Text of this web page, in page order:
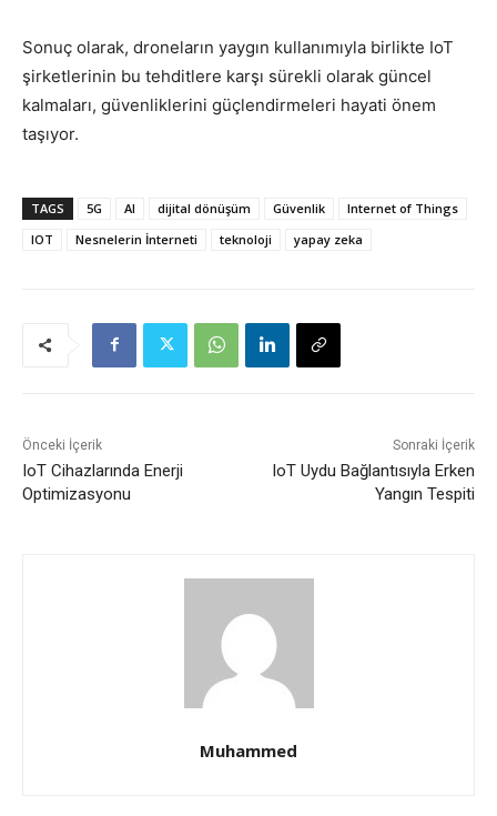
Sonuç olarak, droneların yaygın kullanımıyla birlikte IoT
şirketlerinin bu tehditlere karşı sürekli olarak güncel
kalmaları, güvenliklerini güçlendirmeleri hayati önem
taşıyor.
TAGS 5G AI dijital dönüşüm Güvenlik
Internet of Things
IOT
Nesnelerin İnterneti teknoloji yapay zeka
Önceki İçerik
IoT Cihazlarında Enerji
Optimizasyonu
Sonraki İçerik
IoT Uydu Bağlantısıyla Erken
Yangın Tespiti
Muhammed